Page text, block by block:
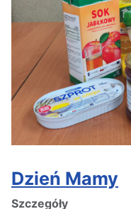
Dzień Mamy
Szczegóły